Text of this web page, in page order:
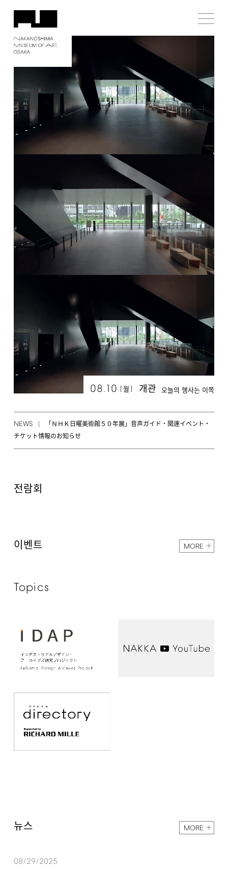
08.10 [월 ] 개관 오늘의 행사는 이쪽
NEWS
「ＮＨＫ日曜美術館５０年展」音声ガイド・関連イベント・
チケット情報のお知らせ
전람회
이벤트 MORE
Topics
뉴스 MORE
08/29/2025